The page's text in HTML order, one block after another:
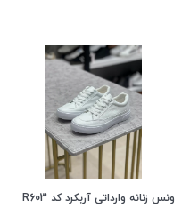
ونس زنانه وارداتی آربکرد کد R603